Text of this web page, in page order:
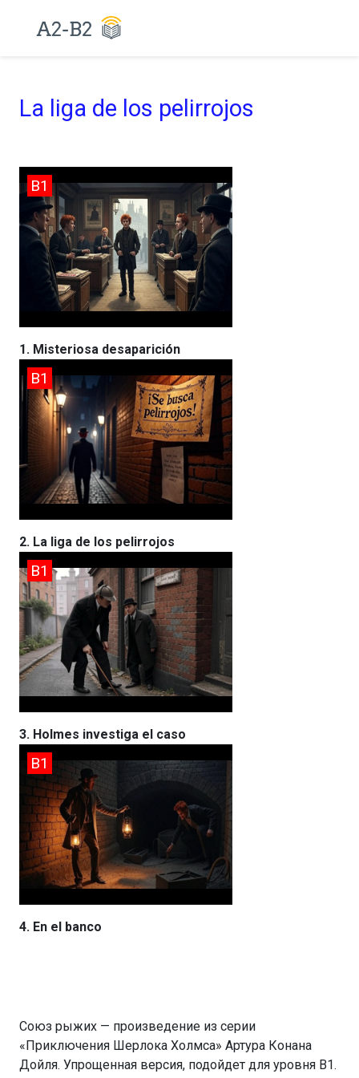
La liga de los pelirrojos
B1
1. Misteriosa desaparición
B1
2. La liga de los pelirrojos
B1
3. Holmes investiga el caso
B1
4. En el banco
Союз рыжих — произведение из серии
«Приключения Шерлока Холмса» Артура Конана
Дойля. Упрощенная версия, подойдет для уровня В1.